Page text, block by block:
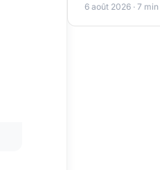
6 août 2026 · 7